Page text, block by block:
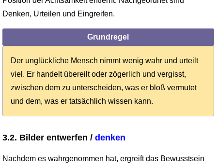
Denken, Urteilen und Eingreifen.
Grundregel
Der unglückliche Mensch nimmt wenig wahr und urteilt
viel. Er handelt übereilt oder zögerlich und vergisst,
zwischen dem zu unterscheiden, was er bloß vermutet
und dem, was er tatsächlich wissen kann.
3.2. Bilder entwerfen / denken
Nachdem es wahrgenommen hat, ergreift das Bewusstsein